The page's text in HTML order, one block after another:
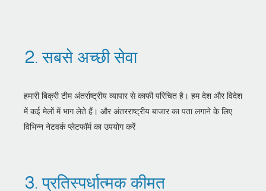
2. सबसे अच्छी सेवा
हमारी बिक्री टीम अंतर्राष्ट्रीय व्यापार से काफी परिचित है। हम देश और विदेश
में कई मेलों में भाग लेते हैं। और अंतरराष्ट्रीय बाजार का पता लगाने के लिए
विभिन्न नेटवर्क प्लेटफॉर्म का उपयोग करें
3. प्रतिस्पर्धात्मक कीमत